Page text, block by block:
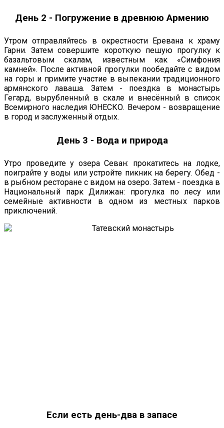
День 2 - Погружение в древнюю Армению
Утром отправляйтесь в окрестности Еревана к храму
Гарни. Затем совершите короткую пешую прогулку к
базальтовым скалам, известным как «Симфония
камней». После активной прогулки пообедайте с видом
на горы и примите участие в выпекании традиционного
армянского лаваша. Затем - поездка в монастырь
Гегард, вырубленный в скале и внесённый в список
Всемирного наследия ЮНЕСКО. Вечером - возвращение
в город и заслуженный отдых.
День 3 - Вода и природа
Утро проведите у озера Севан: прокатитесь на лодке,
поиграйте у воды или устройте пикник на берегу. Обед -
в рыбном ресторане с видом на озеро. Затем - поездка в
Национальный парк Дилижан: прогулка по лесу или
семейные активности в одном из местных парков
приключений.
Если есть день-два в запасе